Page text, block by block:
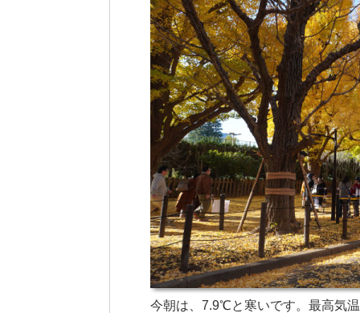
今朝は、7.9℃と寒いです。最高気